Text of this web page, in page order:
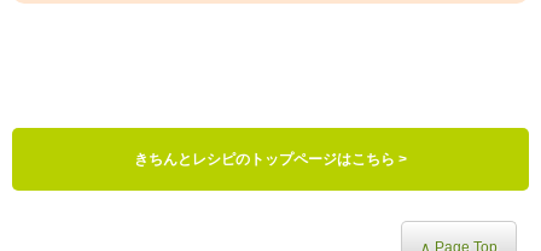
きちんとレシピのトップページはこちら >